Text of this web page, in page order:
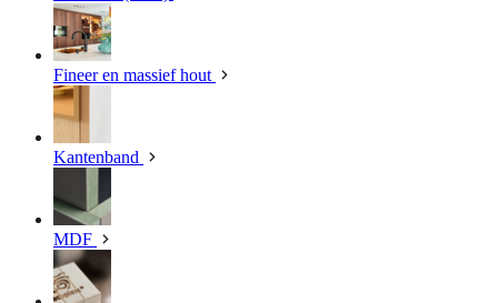
Fineer en massief hout
Kantenband
MDF